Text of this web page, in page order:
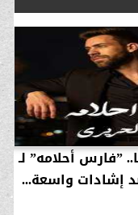
”فارس أحلامه” لـ
إشادات واسعة...